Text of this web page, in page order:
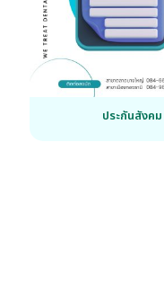
ประกันสังค